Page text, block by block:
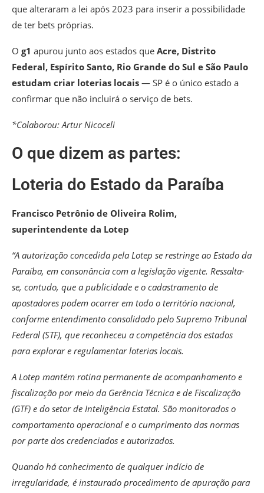
que alteraram a lei após 2023 para inserir a possibilidade
de ter bets próprias.
O g1 apurou junto aos estados que Acre, Distrito
Federal, Espírito Santo, Rio Grande do Sul e São Paulo
estudam criar loterias locais — SP é o único estado a
confirmar que não incluirá o serviço de bets.
*Colaborou: Artur Nicoceli
O que dizem as partes:
Loteria do Estado da Paraíba
Francisco Petrônio de Oliveira Rolim,
superintendente da Lotep
“A autorização concedida pela Lotep se restringe ao Estado da
Paraíba, em consonância com a legislação vigente. Ressalta-
se, contudo, que a publicidade e o cadastramento de
apostadores podem ocorrer em todo o território nacional,
conforme entendimento consolidado pelo Supremo Tribunal
Federal (STF), que reconheceu a competência dos estados
para explorar e regulamentar loterias locais.
A Lotep mantém rotina permanente de acompanhamento e
fiscalização por meio da Gerência Técnica e de Fiscalização
(GTF) e do setor de Inteligência Estatal. São monitorados o
comportamento operacional e o cumprimento das normas
por parte dos credenciados e autorizados.
Quando há conhecimento de qualquer indício de
irregularidade, é instaurado procedimento de apuração para